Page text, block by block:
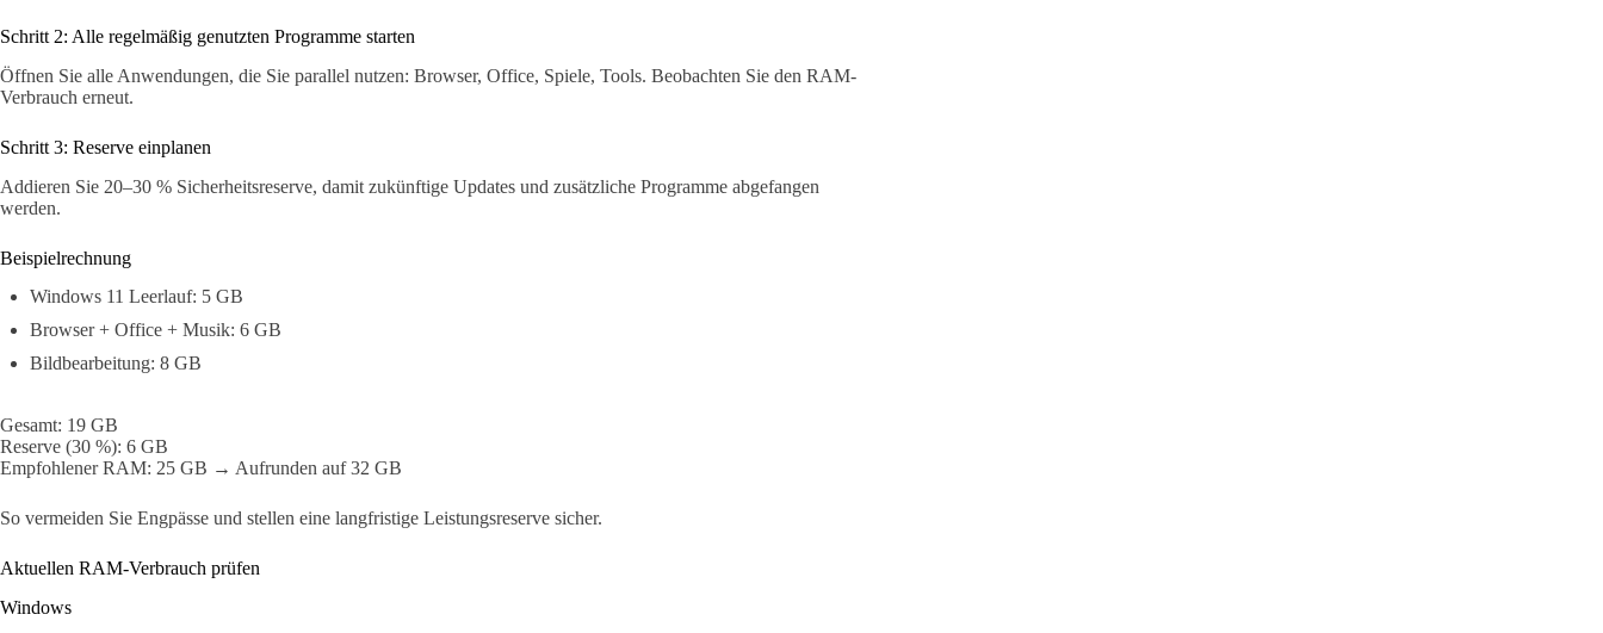
Schritt 2: Alle regelmäßig genutzten Programme starten
Öffnen Sie alle Anwendungen, die Sie parallel nutzen: Browser, Office, Spiele, Tools. Beobachten Sie den RAM-
Verbrauch erneut.
Schritt 3: Reserve einplanen
Addieren Sie 20–30 % Sicherheitsreserve, damit zukünftige Updates und zusätzliche Programme abgefangen
werden.
Beispielrechnung
Windows 11 Leerlauf: 5 GB
Browser + Office + Musik: 6 GB
Bildbearbeitung: 8 GB
Gesamt: 19 GB
Reserve (30 %): 6 GB
Empfohlener RAM: 25 GB → Aufrunden auf 32 GB
So vermeiden Sie Engpässe und stellen eine langfristige Leistungsreserve sicher.
Aktuellen RAM-Verbrauch prüfen
Windows